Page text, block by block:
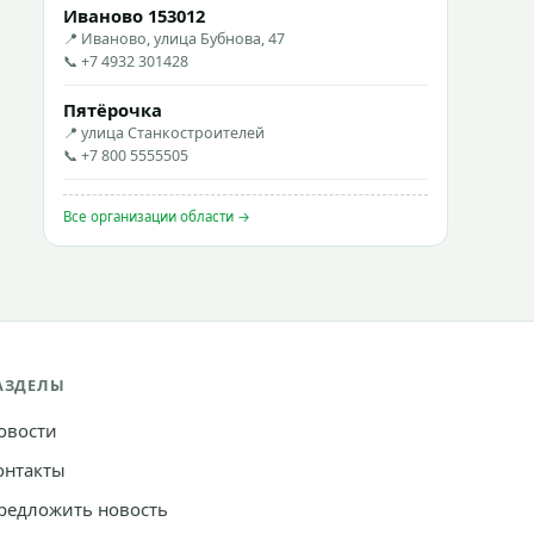
Иваново 153012
📍 Иваново, улица Бубнова, 47
📞 +7 4932 301428
Пятёрочка
📍 улица Станкостроителей
📞 +7 800 5555505
Все организации области →
новость